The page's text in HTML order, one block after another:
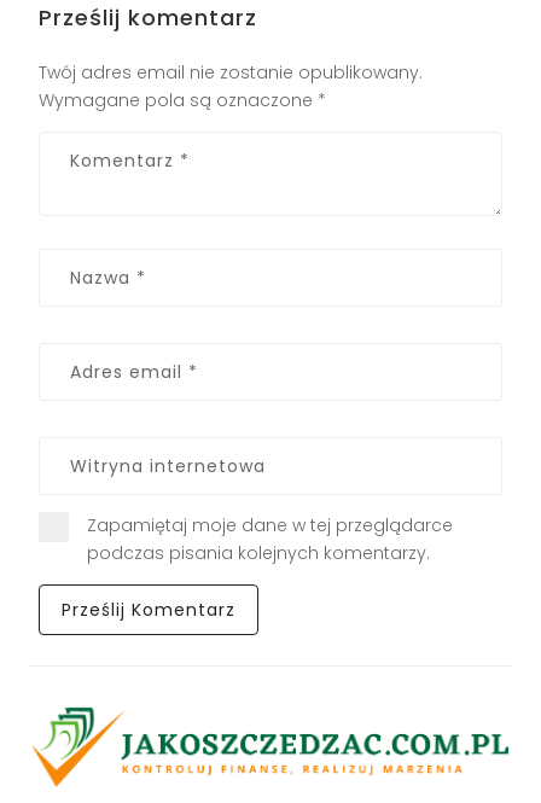
Prześlij komentarz
Twój adres email nie zostanie opublikowany.
Wymagane pola są oznaczone *
Zapamiętaj moje dane w tej przeglądarce
podczas pisania kolejnych komentarzy.